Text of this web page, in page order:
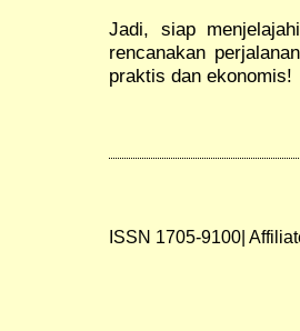
Jadi, siap
rencanakan
praktis dan ekonomis!
ISSN 1705-9100|